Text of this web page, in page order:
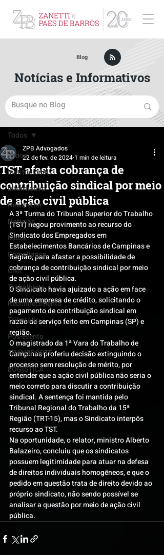
Post
Todos
Institucional
Informativo
Newsletter
Notícias
Mídia
Compliance
Civil
Trabalhista
Reconhecimento
Tributário
Pós-evento
TRANSPORTE
LOGISTICA
Todos
TST afasta cobrança de
contribuição sindical por meio
de ação civil pública
ZPB Advogados
22 de fev. de 2024 1 min de leitura
A 3ª Turma do Tribunal Superior do Trabalho
(TST) negou provimento ao recurso do
Sindicato dos Empregados em
Estabelecimentos Bancários de Campinas e
Região, para afastar a possibilidade de
cobrança de contribuição sindical por meio
de ação civil pública.
O Sindicato havia ajuizado a ação em face
de uma empresa de crédito, solicitando o
pagamento de contribuição sindical em
razão de serviço feito em Campinas (SP) e
região.
O magistrado da 1ª Vara do Trabalho de
Campinas proferiu decisão extinguindo o
processo sem resolução de mérito, por
entender que a ação civil pública não seria o
meio correto para discutir a contribuição
sindical. A sentença foi mantida pelo
Tribunal Regional do Trabalho da 15ª
Região (TRT-15), mas o Sindicato interpôs
recurso ao TST.
Na oportunidade, o relator, ministro Alberto
Balazeiro, concluiu que os sindicatos
possuem legitimidade para atuar na defesa
de direitos individuais homogêneos, e que o
pedido em questão trata de direito devido ao
próprio sindicato, não sendo possível se
analisar a questão por meio de ação civil
pública.
Blog
Notícias e Informativos